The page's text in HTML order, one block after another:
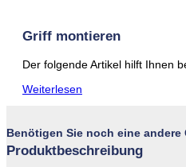
Griff montieren
Der folgende Artikel hilft Ihnen
Weiterlesen
Benötigen Sie noch eine andere
Produktbeschreibung